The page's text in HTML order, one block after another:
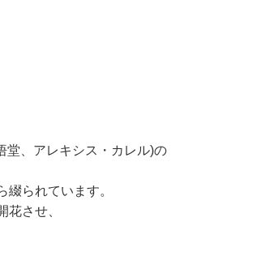
堂、アレキシス・カレル)の
られています。
させ、